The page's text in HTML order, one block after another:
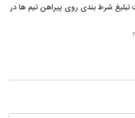
تبلیغ شرط بندی روی پیراهن تیم ها در